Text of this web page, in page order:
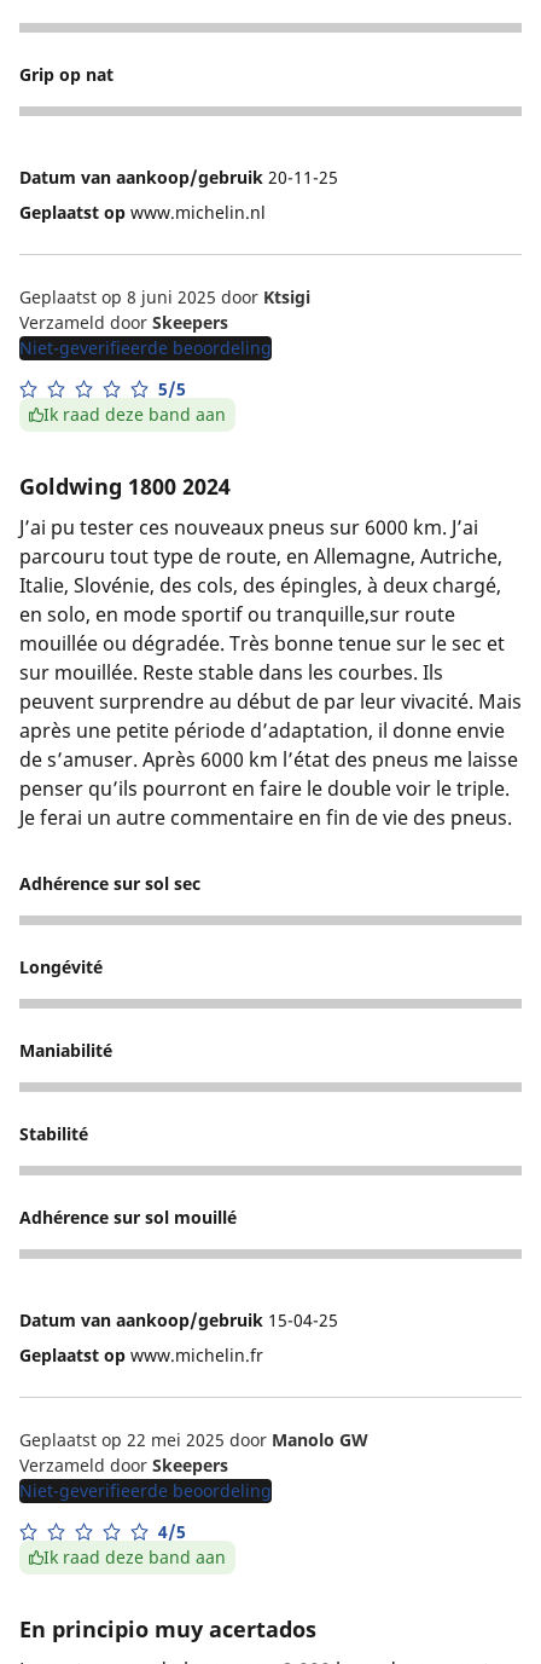
5
Grip op nat
5
Datum van aankoop/gebruik 20-11-25
Geplaatst op www.michelin.nl
Geplaatst op 8 juni 2025 door Ktsigi
Verzameld door Skeepers
Niet-geverifieerde beoordeling
5/5
Ik raad deze band aan
Goldwing 1800 2024
J’ai pu tester ces nouveaux pneus sur 6000 km. J’ai
parcouru tout type de route, en Allemagne, Autriche,
Italie, Slovénie, des cols, des épingles, à deux chargé,
en solo, en mode sportif ou tranquille,sur route
mouillée ou dégradée. Très bonne tenue sur le sec et
sur mouillée. Reste stable dans les courbes. Ils
peuvent surprendre au début de par leur vivacité. Mais
après une petite période d’adaptation, il donne envie
de s’amuser. Après 6000 km l’état des pneus me laisse
penser qu’ils pourront en faire le double voir le triple.
Je ferai un autre commentaire en fin de vie des pneus.
Adhérence sur sol sec
5
Longévité
5
Maniabilité
5
Stabilité
5
Adhérence sur sol mouillé
5
Datum van aankoop/gebruik 15-04-25
Geplaatst op www.michelin.fr
Geplaatst op 22 mei 2025 door Manolo GW
Verzameld door Skeepers
Niet-geverifieerde beoordeling
4/5
Ik raad deze band aan
En principio muy acertados